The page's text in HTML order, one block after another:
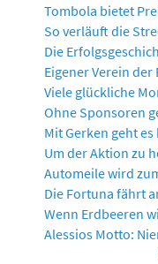
Tombola bietet
So verläuft die
Die
Eigener Verein
Viele glückliche
Ohne Sponsoren
Mit Gerken geht
Um der Aktion zu
Automeile wird
Die Fortuna fährt
Wenn Erdbeeren
Alessios Motto: